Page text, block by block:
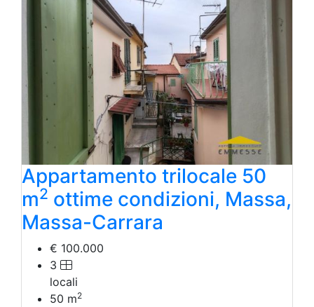
Appartamento trilocale 50
m2 ottime condizioni, Massa,
Massa-Carrara
€ 100.000
3
locali
50 m2